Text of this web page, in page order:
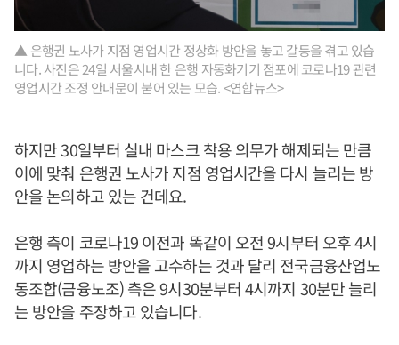
▲ 은행권 노사가 지점 영업시간 정상화 방안을 놓고 갈등을 겪고 있습
니다. 사진은 24일 서울시내 한 은행 자동화기기 점포에 코로나19 관련
영업시간 조정 안내문이 붙어 있는 모습. <연합뉴스>
하지만 30일부터 실내 마스크 착용 의무가 해제되는 만큼
이에 맞춰 은행권 노사가 지점 영업시간을 다시 늘리는 방
안을 논의하고 있는 건데요.
은행 측이 코로나19 이전과 똑같이 오전 9시부터 오후 4시
까지 영업하는 방안을 고수하는 것과 달리 전국금융산업노
동조합(금융노조) 측은 9시30분부터 4시까지 30분만 늘리
는 방안을 주장하고 있습니다.